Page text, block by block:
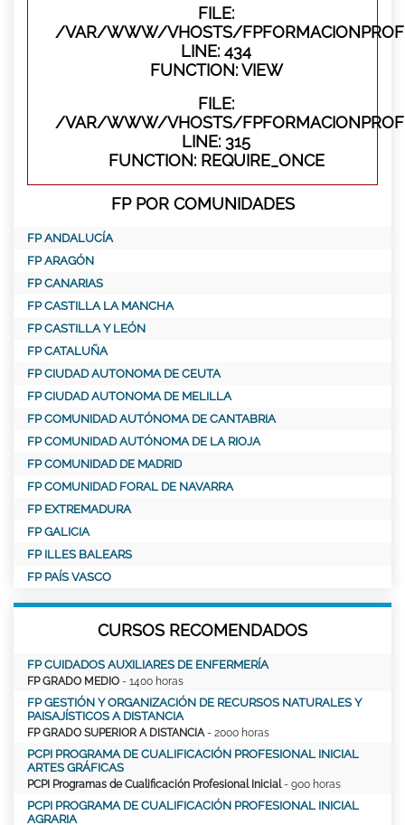
FILE:
/VAR/WWW/VHOSTS/
LINE: 434
FUNCTION: VIEW
FILE:
/VAR/WWW/VHOSTS/
LINE: 315
FUNCTION: REQUIRE_ONCE
FP POR COMUNIDADES
FP ANDALUCÍA
FP ARAGÓN
FP CANARIAS
FP CASTILLA LA MANCHA
FP CASTILLA Y LEÓN
FP CATALUÑA
FP CIUDAD AUTONOMA DE CEUTA
FP CIUDAD AUTONOMA DE MELILLA
FP COMUNIDAD AUTÓNOMA DE CANTABRIA
FP COMUNIDAD AUTÓNOMA DE LA RIOJA
FP COMUNIDAD DE MADRID
FP COMUNIDAD FORAL DE NAVARRA
FP EXTREMADURA
FP GALICIA
FP ILLES BALEARS
FP PAÍS VASCO
CURSOS RECOMENDADOS
FP CUIDADOS AUXILIARES DE ENFERMERÍA
FP GRADO MEDIO - 1400 horas
FP GESTIÓN Y ORGANIZACIÓN DE RECURSOS NATURALES Y
PAISAJÍSTICOS A DISTANCIA
FP GRADO SUPERIOR A DISTANCIA - 2000 horas
PCPI PROGRAMA DE CUALIFICACIÓN PROFESIONAL INICIAL
ARTES GRÁFICAS
PCPI Programas de Cualificación Profesional Inicial- 900 horas
PCPI PROGRAMA DE CUALIFICACIÓN PROFESIONAL INICIAL
AGRARIA